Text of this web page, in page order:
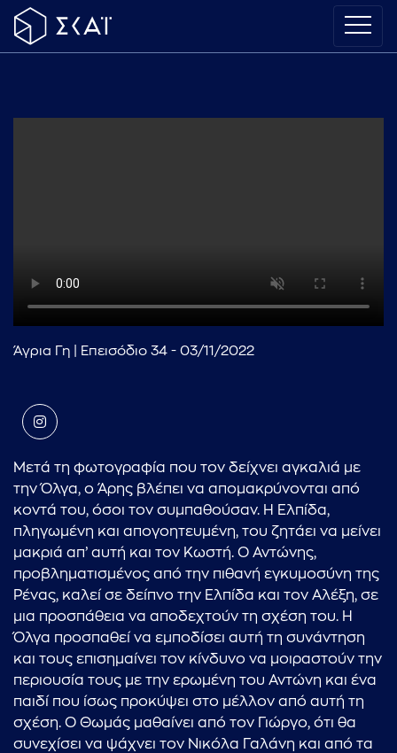
Άγρια Γη | Επεισόδιο 34 - 03/11/2022
Μετά τη φωτογραφία που τον δείχνει αγκαλιά με
την Όλγα, ο Άρης βλέπει να απομακρύνονται από
κοντά του, όσοι τον συμπαθούσαν. Η Ελπίδα,
πληγωμένη και απογοητευμένη, του ζητάει να μείνει
μακριά απ’ αυτή και τον Κωστή. Ο Αντώνης,
προβληματισμένος από την πιθανή εγκυμοσύνη της
Ρένας, καλεί σε δείπνο την Ελπίδα και τον Αλέξη, σε
μια προσπάθεια να αποδεχτούν τη σχέση του. Η
Όλγα προσπαθεί να εμποδίσει αυτή τη συνάντηση
και τους επισημαίνει τον κίνδυνο να μοιραστούν την
περιουσία τους με την ερωμένη του Αντώνη και ένα
παιδί που ίσως προκύψει στο μέλλον από αυτή τη
σχέση. Ο Θωμάς μαθαίνει από τον Γιώργο, ότι θα
συνεχίσει να ψάχνει τον Νικόλα Γαλάνη και από τα